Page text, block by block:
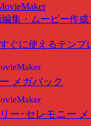
集・ムービー作成
ぐに使えるテンプ
メガパック
ー･セレモニー